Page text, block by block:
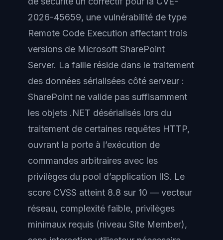
2026-45659, une vulnérabilité de type
Remote Code Execution affectant trois
versions de Microsoft SharePoint
Server. La faille réside dans le traitement
des données sérialisées côté serveur :
SharePoint ne valide pas suffisamment
les objets .NET désérialisés lors du
traitement de certaines requêtes HTTP,
ouvrant la porte à l’exécution de
commandes arbitraires avec les
privilèges du pool d’application IIS. Le
score CVSS atteint 8.8 sur 10 — vecteur
réseau, complexité faible, privilèges
minimaux requis (niveau Site Member),